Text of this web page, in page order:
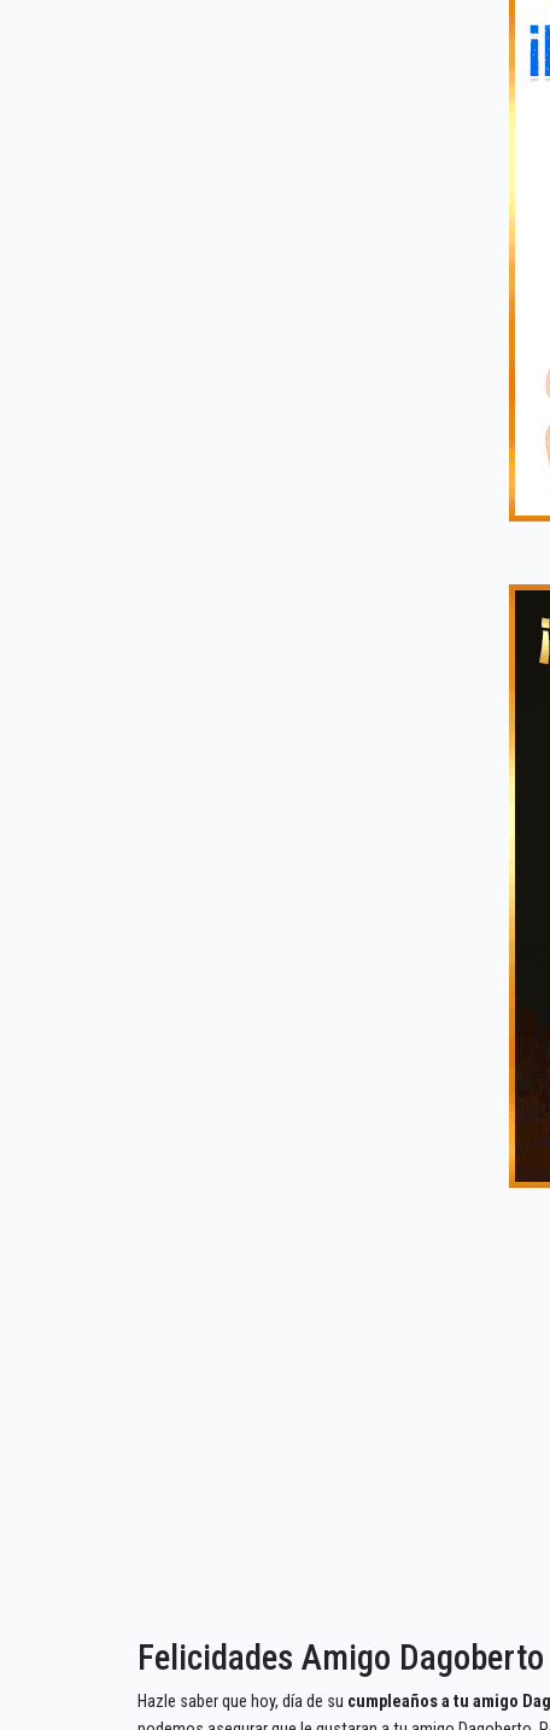
Felicidades Amigo Dagoberto
Hazle saber que hoy, día de su cumpleaños a tu amigo